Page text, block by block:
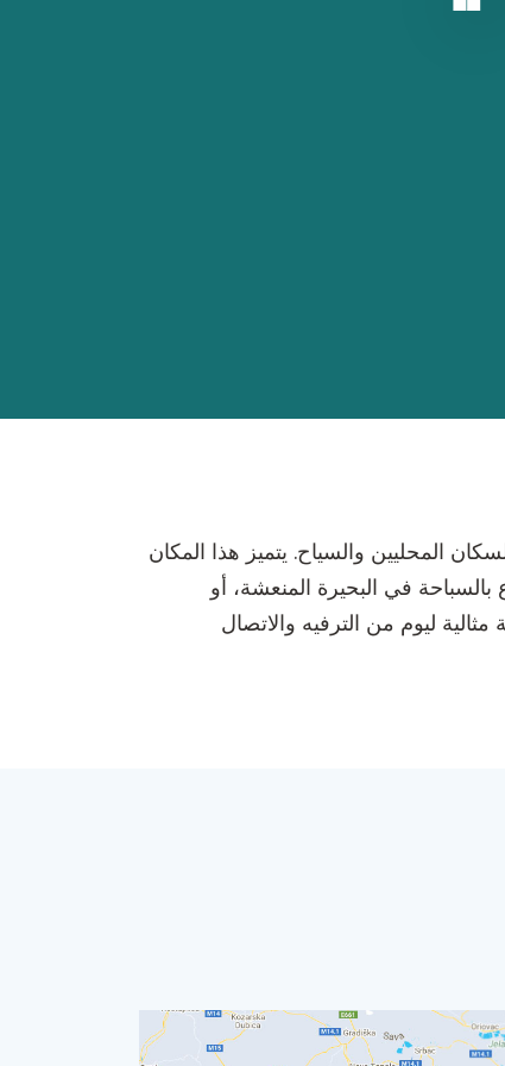
المحليين والسياح. يتميز هذا المكان
بالسباحة في البحيرة المنعشة، أو
ليوم من الترفيه والاتصال